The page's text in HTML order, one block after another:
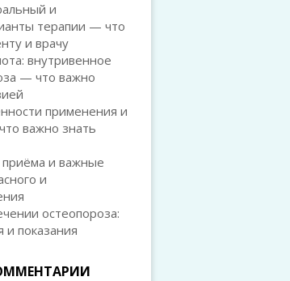
и
терапии — что
и врачу
внутривенное
— что важно
применения и
важно знать
и важные
и
остеопороза:
и показания